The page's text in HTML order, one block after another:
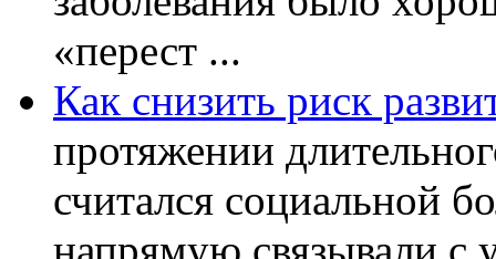
«перест ...
Как снизить риск
протяжении
считался социальной